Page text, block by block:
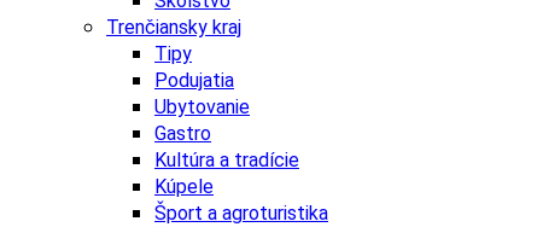
Trenčiansky kraj
Tipy
Podujatia
Ubytovanie
Gastro
Kultúra a tradície
Kúpele
Šport a agroturistika